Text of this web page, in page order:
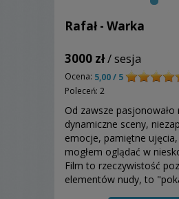
Rafał - Warka
3000 zł/ sesja
Ocena: 5,00 / 5
Poleceń: 2
Od zawsze pasjonowało
dynamiczne sceny,
emocje, pamiętne
mogłem oglądać w
Film to rzeczywistość
elementów nudy, to